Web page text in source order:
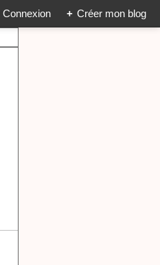
Connexion + Créer mon blog